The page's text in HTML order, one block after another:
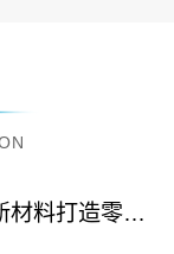
武安焕新至臻，新材料打造零醛理想家